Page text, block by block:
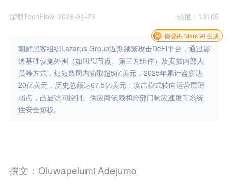
深潮TechFlow 2026-04-23 热度 ： 13105
朝鲜黑客组织Lazarus Group近期频繁攻击DeFi平台，通过渗
透基础设施外围（如RPC节点、第三方组件）及安插内部人
员等方式，短短数周内窃取超5亿美元，2025年累计盗窃达
20亿美元，历史总额达67.5亿美元；攻击模式转向运营层薄
弱点，凸显访问控制、供应商依赖和跨部门响应速度等系统
性安全短板。
摘要由 Mars AI 生成
撰文：Oluwapelumi Adejumo